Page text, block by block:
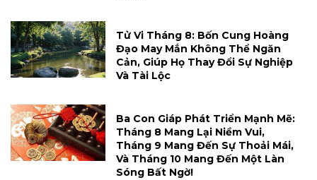
Tử Vi Tháng 8: Bốn Cung Hoàng
Đạo May Mắn Không Thể Ngăn
Cản, Giúp Họ Thay Đổi Sự Nghiệp
Và Tài Lộc
Ba Con Giáp Phát Triển Mạnh Mẽ:
Tháng 8 Mang Lại Niềm Vui,
Tháng 9 Mang Đến Sự Thoải Mái,
Và Tháng 10 Mang Đến Một Làn
Sóng Bất Ngờ!